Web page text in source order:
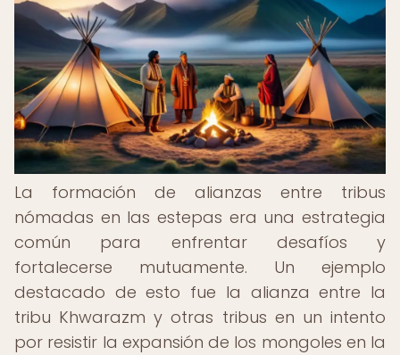
La formación de alianzas entre tribus
nómadas en las estepas era una estrategia
común para enfrentar desafíos y
fortalecerse mutuamente. Un ejemplo
destacado de esto fue la alianza entre la
tribu Khwarazm y otras tribus en un intento
por resistir la expansión de los mongoles en la